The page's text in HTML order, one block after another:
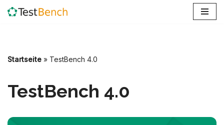
Startseite » TestBench 4.0
TestBench 4.0